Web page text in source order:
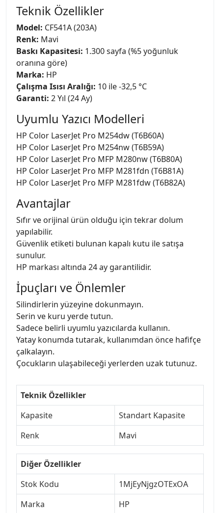
Teknik Özellikler
Model: CF541A (203A)
Renk: Mavi
Baskı Kapasitesi: 1.300 sayfa (%5 yoğunluk
oranına göre)
Marka: HP
Çalışma Isısı Aralığı: 10 ile -32,5 °C
Garanti: 2 Yıl (24 Ay)
Uyumlu Yazıcı Modelleri
HP Color LaserJet Pro M254dw (T6B60A)
HP Color LaserJet Pro M254nw (T6B59A)
HP Color LaserJet Pro MFP M280nw (T6B80A)
HP Color LaserJet Pro MFP M281fdn (T6B81A)
HP Color LaserJet Pro MFP M281fdw (T6B82A)
Avantajlar
Sıfır ve orijinal ürün olduğu için tekrar dolum
yapılabilir.
Güvenlik etiketi bulunan kapalı kutu ile satışa
sunulur.
HP markası altında 24 ay garantilidir.
İpuçları ve Önlemler
Silindirlerin yüzeyine dokunmayın.
Serin ve kuru yerde tutun.
Sadece belirli uyumlu yazıcılarda kullanın.
Yatay konumda tutarak, kullanımdan önce hafifçe
çalkalayın.
Çocukların ulaşabileceği yerlerden uzak tutunuz.
Teknik Özellikler
Kapasite
Standart Kapasite
Renk
Mavi
Diğer Özellikler
Stok Kodu
1MjEyNjgzOTExOA
Marka
HP